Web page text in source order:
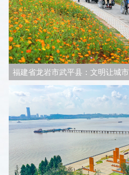
福建省龙岩市武平县：文明让城